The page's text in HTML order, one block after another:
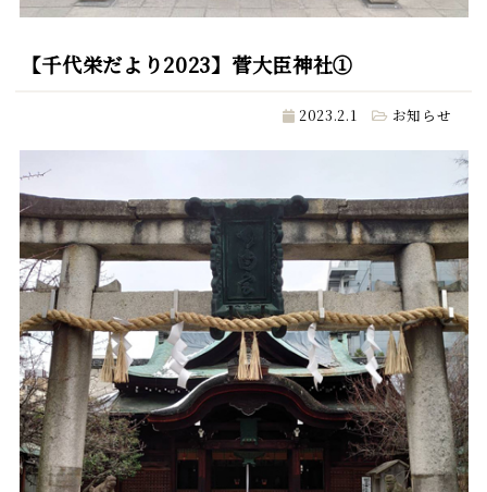
【千代栄だより2023】菅大臣神社①
2023.2.1 お知らせ